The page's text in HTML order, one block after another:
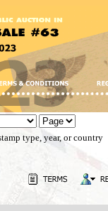
type, year, or country